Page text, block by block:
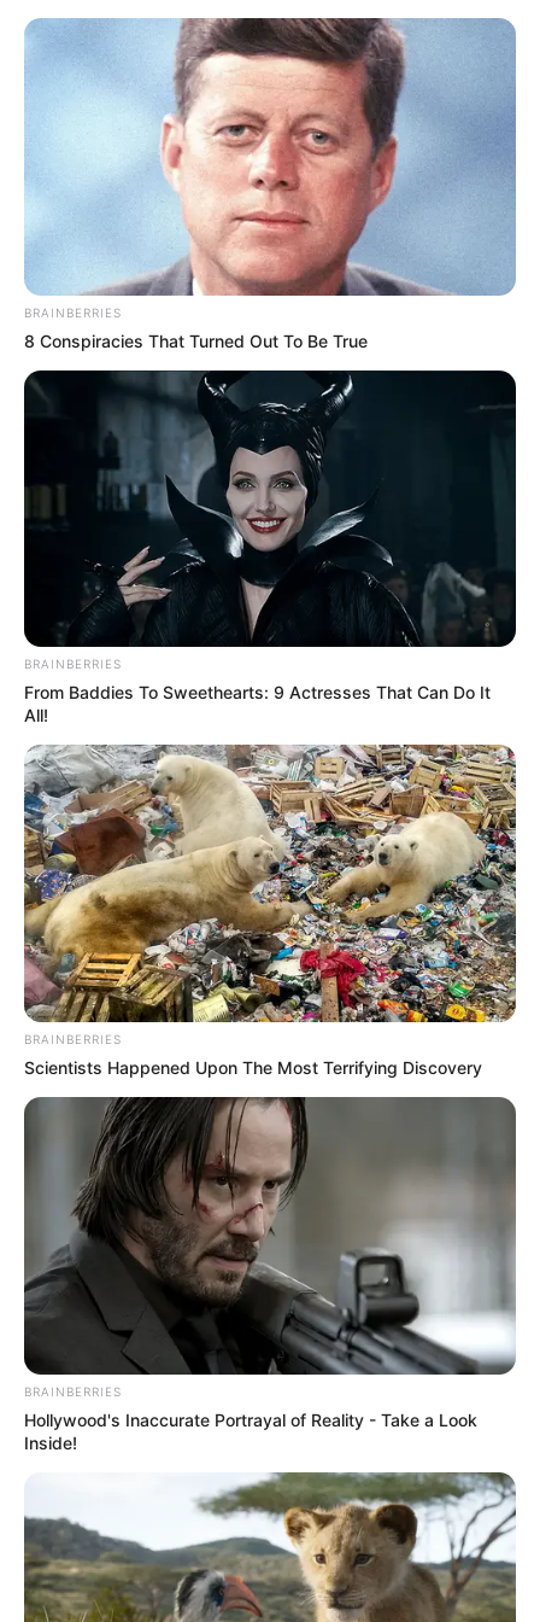
HOME
FILM
Sinopsis Film BIRTHDAY,
BRAINBERRIES
8 Conspiracies That Turned Out To Be True
BRAINBERRIES
From Baddies To Sweethearts: 9 Actresses That Can Do It
All!
BRAINBERRIES
Scientists Happened Upon The Most Terrifying Discovery
BRAINBERRIES
Hollywood's Inaccurate Portrayal of Reality - Take a Look
Inside!